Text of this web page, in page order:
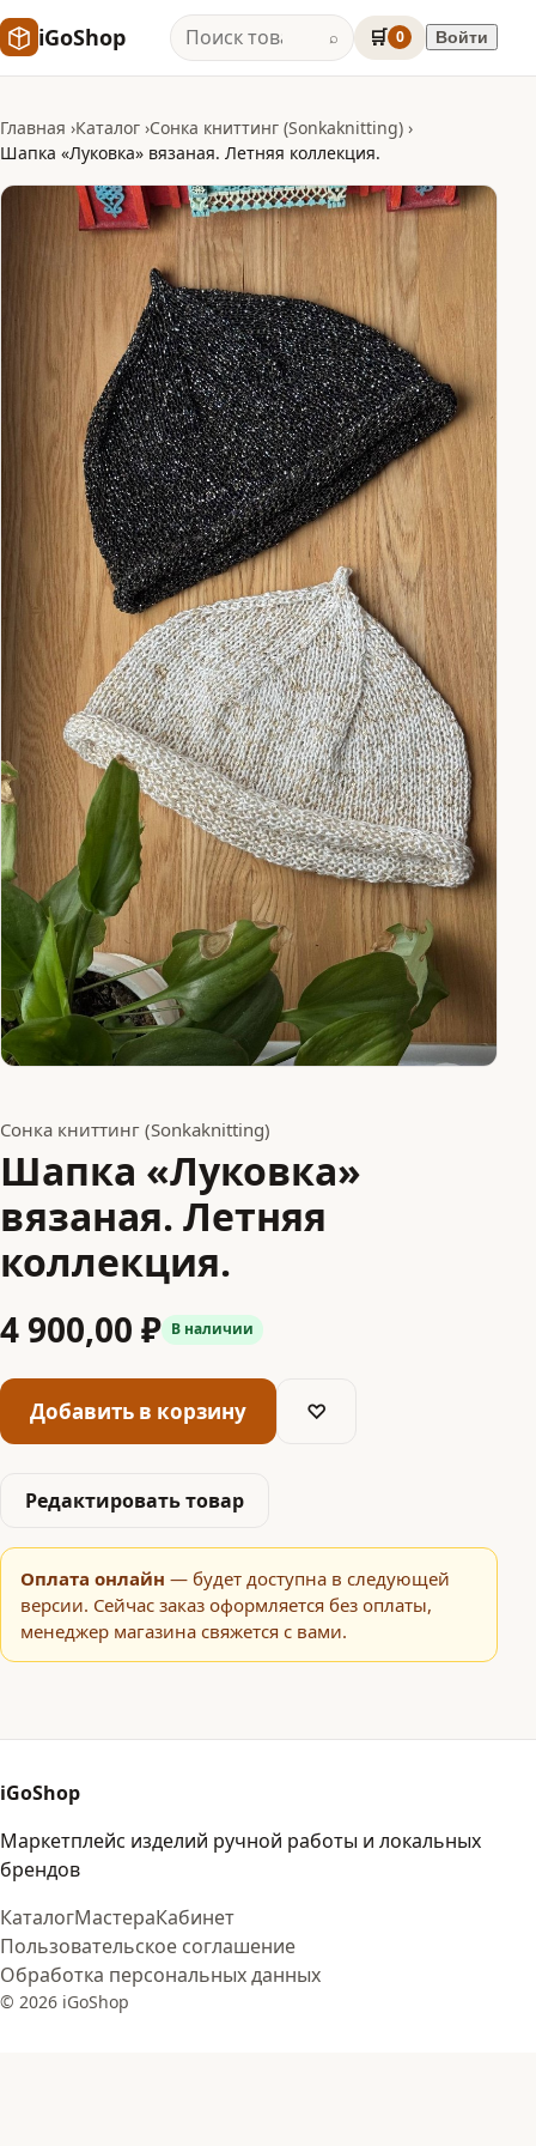
iGoShop ⌕ 🛒 0 Войти
Главная Каталог Сонка книттинг (Sonkaknitting)
Шапка «Луковка» вязаная. Летняя коллекция.
Сонка книттинг (Sonkaknitting)
Шапка «Луковка»
вязаная. Летняя
коллекция.
4 900,00 ₽ В наличии
Добавить в корзину ♡
Редактировать товар
Оплата онлайн — будет доступна в следующей
версии. Сейчас заказ оформляется без оплаты,
менеджер магазина свяжется с вами.
iGoShop
Маркетплейс изделий ручной работы и локальных
брендов
КаталогМастераКабинет
Пользовательское соглашение
Обработка персональных данных
© 2026 iGoShop